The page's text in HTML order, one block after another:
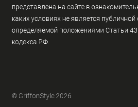
представлена на сайте в
каких условиях не является публичной
определяемой положениями Статьи
кодекса РФ.
© GriffonStyle 2026